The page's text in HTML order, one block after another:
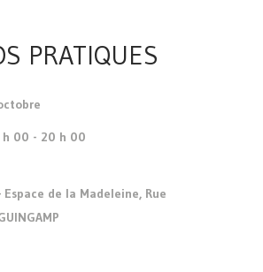
PRATIQUES
h 00 - 20 h 00
Espace de la Madeleine, Rue